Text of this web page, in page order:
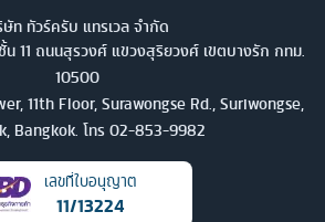
ท ทัวร์ครับ แทรเวล จำกัด
11 ถนนสุรวงศ์ แขวงสุริยวงศ์ เขตบางรัก กทม.
10500
11th Floor, Surawongse Rd., Suriwongse,
Bangkok. โทร 02-853-9982
เลขที่ใบอนุญาต
11/13224